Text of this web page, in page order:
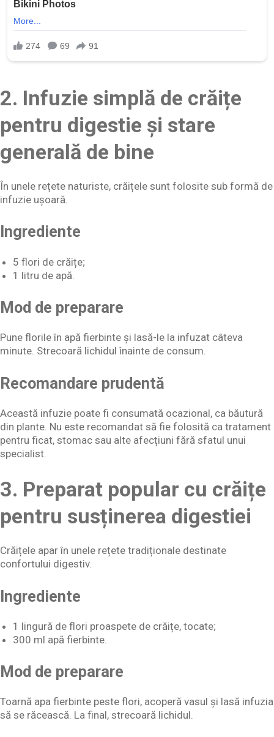
2. Infuzie simplă de crăițe
pentru digestie și stare
generală de bine
În unele rețete naturiste, crăițele sunt folosite sub formă de
infuzie ușoară.
Ingrediente
5 flori de crăițe;
1 litru de apă.
Mod de preparare
Pune florile în apă fierbinte și lasă-le la infuzat câteva
minute. Strecoară lichidul înainte de consum.
Recomandare prudentă
Această infuzie poate fi consumată ocazional, ca băutură
din plante. Nu este recomandat să fie folosită ca tratament
pentru ficat, stomac sau alte afecțiuni fără sfatul unui
specialist.
3. Preparat popular cu crăițe
pentru susținerea digestiei
Crăițele apar în unele rețete tradiționale destinate
confortului digestiv.
Ingrediente
1 lingură de flori proaspete de crăițe, tocate;
300 ml apă fierbinte.
Mod de preparare
Toarnă apa fierbinte peste flori, acoperă vasul și lasă infuzia
să se răcească. La final, strecoară lichidul.